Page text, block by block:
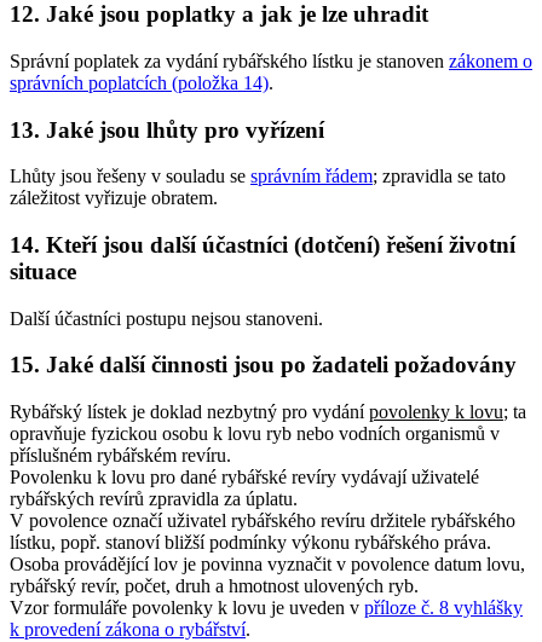
12. Jaké jsou poplatky a jak je lze uhradit
Správní poplatek za vydání rybářského lístku je stanoven zákonem o
správních poplatcích (položka 14).
13. Jaké jsou lhůty pro vyřízení
Lhůty jsou řešeny v souladu se správním řádem; zpravidla se tato
záležitost vyřizuje obratem.
14. Kteří jsou další účastníci (dotčení) řešení životní
situace
Další účastníci postupu nejsou stanoveni.
15. Jaké další činnosti jsou po žadateli požadovány
Rybářský lístek je doklad nezbytný pro vydánípovolenky k lovu; ta
opravňuje fyzickou osobu k lovu ryb nebo vodních organismů v
příslušném rybářském revíru.
Povolenku k lovu pro dané rybářské revíry vydávají uživatelé
rybářských revírů zpravidla za úplatu.
V povolence označí uživatel rybářského revíru držitele rybářského
lístku, popř. stanoví bližší podmínky výkonu rybářského práva.
Osoba provádějící lov je povinna vyznačit v povolence datum lovu,
rybářský revír, počet, druh a hmotnost ulovených ryb.
Vzor formuláře povolenky k lovu je uveden v příloze č. 8 vyhlášky
k provedení zákona o rybářství.